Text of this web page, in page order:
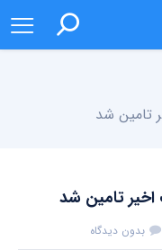
تامین شد
اخیر تامین شد
بدون دیدگاه